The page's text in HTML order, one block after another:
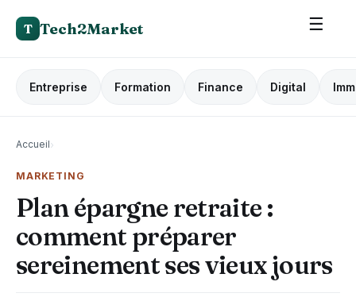
T Tech2Market ☰
Entreprise Formation Finance Digital
Accueil›
MARKETING
Plan épargne retraite :
comment préparer
sereinement ses vieux jours